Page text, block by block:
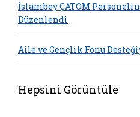
İslambey ÇATOM
Düzenlendi
Aile ve Gençlik Fonu
Hepsini Görüntüle